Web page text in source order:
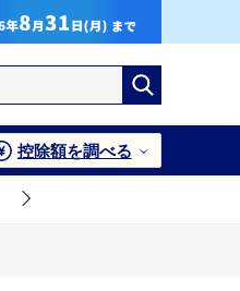
控除額を調べる